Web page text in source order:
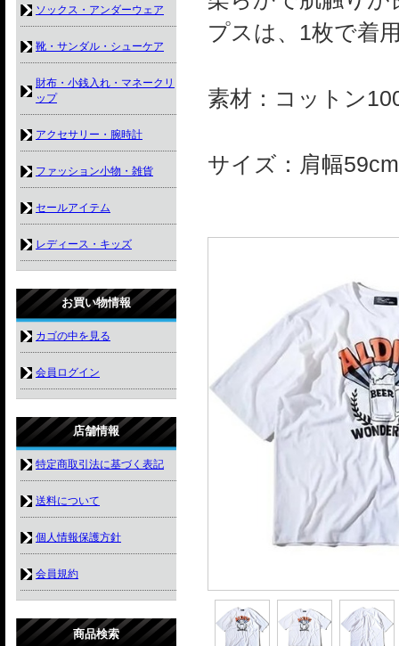
プスは、1枚で着
素材：コットン
サイズ：肩幅
ソックス・アンダーウェア
靴・サンダル・シューケア
財布・小銭入れ・マネークリ
ップ
アクセサリー・腕時計
ファッション小物・雑貨
セールアイテム
レディース・キッズ
お買い物情報
カゴの中を見る
会員ログイン
店舗情報
特定商取引法に基づく表記
送料について
個人情報保護方針
会員規約
商品検索